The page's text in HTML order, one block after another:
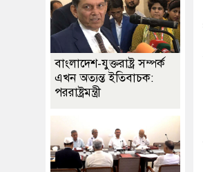
বাংলাদেশ-যুক্তরাষ্ট্র সম্পর্ক
এখন অত্যন্ত ইতিবাচক:
পররাষ্ট্রমন্ত্রী